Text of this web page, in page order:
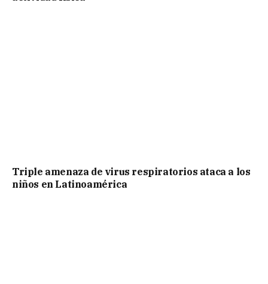
Triple amenaza de virus respiratorios ataca a los
niños en Latinoamérica